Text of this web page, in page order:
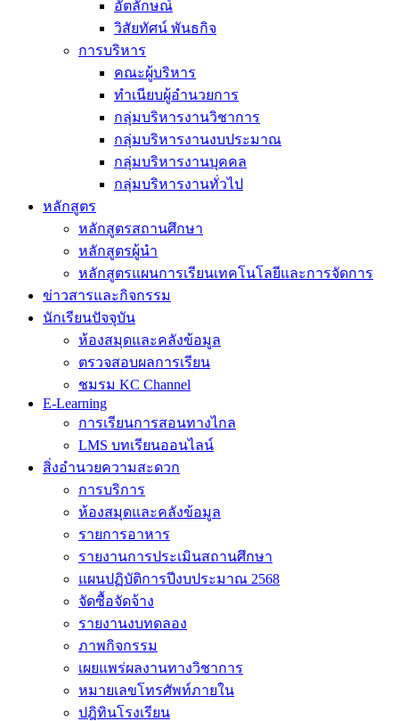
อัตลักษณ์
วิสัยทัศน์ พันธกิจ
การบริหาร
คณะผู้บริหาร
ทำเนียบผู้อำนวยการ
กลุ่มบริหารงานวิชาการ
กลุ่มบริหารงานงบประมาณ
กลุ่มบริหารงานบุคคล
กลุ่มบริหารงานทั่วไป
หลักสูตร
หลักสูตรสถานศึกษา
หลักสูตรผู้นำ
หลักสูตรแผนการเรียนเทคโนโลยีและการจัดการ
ข่าวสารและกิจกรรม
นักเรียนปัจจุบัน
ห้องสมุดและคลังข้อมูล
ตรวจสอบผลการเรียน
ชมรม KC Channel
E-Learning
การเรียนการสอนทางไกล
LMS บทเรียนออนไลน์
สิ่งอำนวยความสะดวก
การบริการ
ห้องสมุดและคลังข้อมูล
รายการอาหาร
รายงานการประเมินสถานศึกษา
แผนปฏิบัติการปีงบประมาณ 2568
จัดซื้อจัดจ้าง
รายงานงบทดลอง
ภาพกิจกรรม
เผยแพร่ผลงานทางวิชาการ
หมายเลขโทรศัพท์ภายใน
ปฎิทินโรงเรียน